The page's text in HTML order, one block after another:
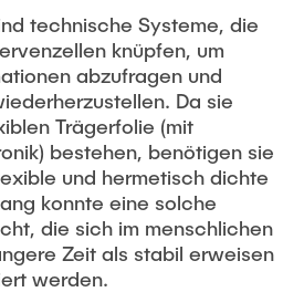
(HQC)
technische Systeme, die
knüpfen, um
abzufragen und
Da sie
Trägerfolie (mit
bestehen, benötigen sie
und hermetisch dichte
konnte eine solche
die sich im menschlichen
Zeit als stabil erweisen
werden.